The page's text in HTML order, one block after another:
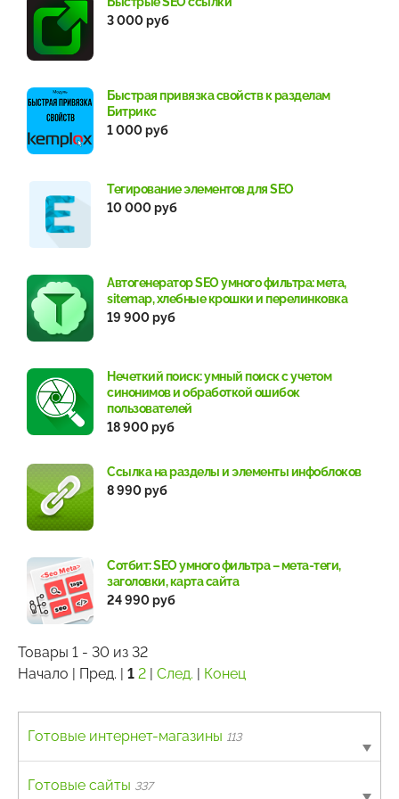
Готовые интернет-магазины 113
B2B4
Готовые сайты 337
3 000 руб
Быстрая привязка свойств к разделам
Битрикс
1 000 руб
Тегирование элементов для SEO
10 000 руб
Автогенератор SEO умного фильтра: мета,
sitemap, хлебные крошки и перелинковка
19 900 руб
Нечеткий поиск: умный поиск с учетом
синонимов и обработкой ошибок
пользователей
18 900 руб
Ссылка на разделы и элементы инфоблоков
8 990 руб
Сотбит: SEO умного фильтра – мета-теги,
заголовки, карта сайта
24 990 руб
Товары 1 - 30 из 32
Начало | Пред. | 1 2 | След. | Конец